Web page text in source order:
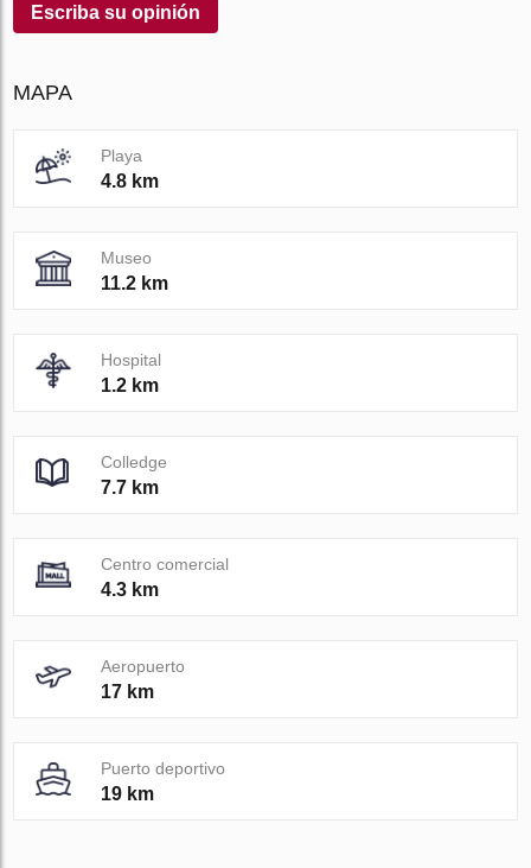
Escriba su opinión
MAPA
Playa
4.8 km
Museo
11.2 km
Hospital
1.2 km
Colledge
7.7 km
Centro comercial
4.3 km
Aeropuerto
17 km
Puerto deportivo
19 km